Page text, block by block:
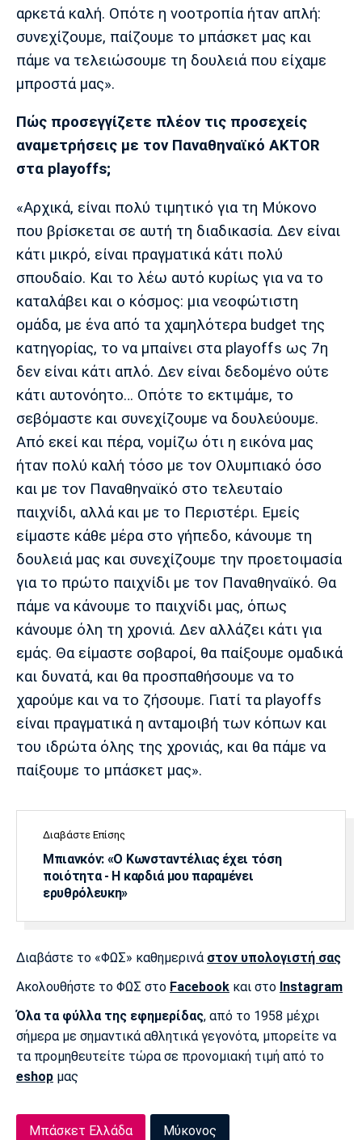
αρκετά καλή. Οπότε η νοοτροπία ήταν απλή:
συνεχίζουμε, παίζουμε το μπάσκετ μας και
πάμε να τελειώσουμε τη δουλειά που είχαμε
μπροστά μας».
Πώς προσεγγίζετε πλέον τις προσεχείς
αναμετρήσεις με τον Παναθηναϊκό AKTOR
στα playoffs;
«Αρχικά, είναι πολύ τιμητικό για τη Μύκονο
που βρίσκεται σε αυτή τη διαδικασία. Δεν είναι
κάτι μικρό, είναι πραγματικά κάτι πολύ
σπουδαίο. Και το λέω αυτό κυρίως για να το
καταλάβει και ο κόσμος: μια νεοφώτιστη
ομάδα, με ένα από τα χαμηλότερα budget της
κατηγορίας, το να μπαίνει στα playoffs ως 7η
δεν είναι κάτι απλό. Δεν είναι δεδομένο ούτε
κάτι αυτονόητο… Οπότε το εκτιμάμε, το
σεβόμαστε και συνεχίζουμε να δουλεύουμε.
Από εκεί και πέρα, νομίζω ότι η εικόνα μας
ήταν πολύ καλή τόσο με τον Ολυμπιακό όσο
και με τον Παναθηναϊκό στο τελευταίο
παιχνίδι, αλλά και με το Περιστέρι. Εμείς
είμαστε κάθε μέρα στο γήπεδο, κάνουμε τη
δουλειά μας και συνεχίζουμε την προετοιμασία
για το πρώτο παιχνίδι με τον Παναθηναϊκό. Θα
πάμε να κάνουμε το παιχνίδι μας, όπως
κάνουμε όλη τη χρονιά. Δεν αλλάζει κάτι για
εμάς. Θα είμαστε σοβαροί, θα παίξουμε ομαδικά
και δυνατά, και θα προσπαθήσουμε να το
χαρούμε και να το ζήσουμε. Γιατί τα playoffs
είναι πραγματικά η ανταμοιβή των κόπων και
του ιδρώτα όλης της χρονιάς, και θα πάμε να
παίξουμε το μπάσκετ μας».
Διαβάστε Επίσης
Μπιανκόν: «Ο Κωνσταντέλιας έχει τόση
ποιότητα - Η καρδιά μου παραμένει
ερυθρόλευκη»
Διαβάστε το «ΦΩΣ» καθημερινά στον υπολογιστή σας
Ακολουθήστε το ΦΩΣ στο Facebook και στο Instagram
Όλα τα φύλλα της εφημερίδας, από το 1958 μέχρι
σήμερα με σημαντικά αθλητικά γεγονότα, μπορείτε να
τα προμηθευτείτε τώρα σε προνομιακή τιμή από το
eshop μας
Μπάσκετ Ελλάδα Μύκονος